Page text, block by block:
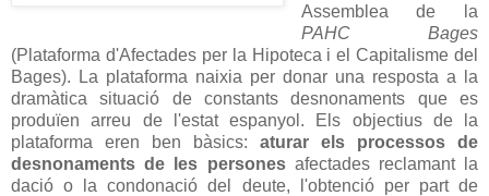
Assemblea de la
PAHC Bages
(Plataforma d'Afectades per la Hipoteca i el Capitalisme del
Bages). La plataforma naixia per donar una resposta a la
dramàtica situació de constants desnonaments que es
produïen arreu de l'estat espanyol. Els objectius de la
plataforma eren ben bàsics: aturar els processos de
desnonaments de les persones afectades reclamant la
dació o la condonació del deute, l'obtenció per part de